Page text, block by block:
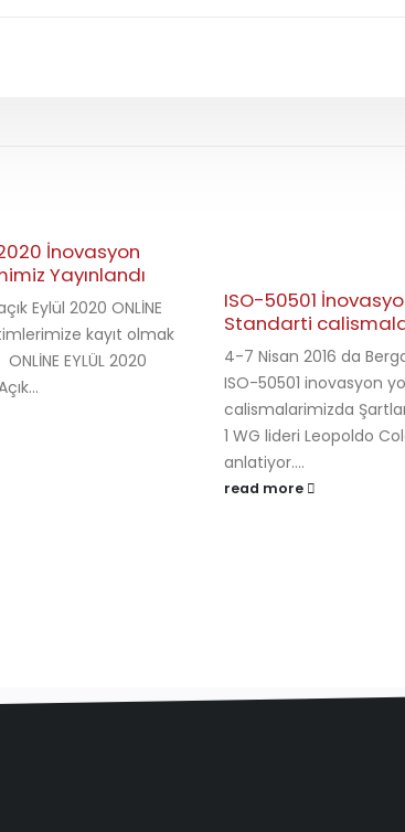
İnovasyon
Yayınlandı
Eylül 2020 ONLİNE
kayıt olmak
ONLİNE EYLÜL 2020
ISO-50501
Standarti
4-7 Nisan 2016 da
ISO-50501 inovasyon
calismalarimizda
1 WG lideri Leopoldo
anlatiyor....
read more